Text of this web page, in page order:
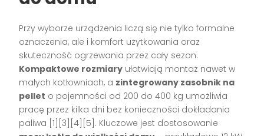
Przy wyborze urządzenia liczą się nie tylko formalne
oznaczenia, ale i komfort użytkowania oraz
skuteczność ogrzewania przez cały sezon.
Kompaktowe rozmiary ułatwiają montaż nawet w
małych kotłowniach, a zintegrowany zasobnik na
pellet o pojemności od 200 do 400 kg umożliwia
pracę przez kilka dni bez konieczności dokładania
paliwa [1][3][4][5]. Kluczowe jest dostosowanie